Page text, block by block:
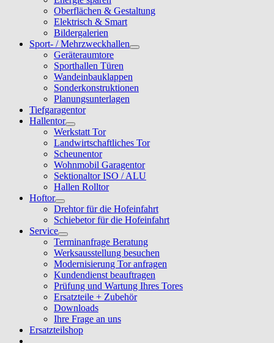
Oberflächen & Gestaltung
Elektrisch & Smart
Bildergalerien
Sport- / Mehrzweckhallen
Geräteraumtore
Sporthallen Türen
Wandeinbauklappen
Sonderkonstruktionen
Planungsunterlagen
Tiefgaragentor
Hallentor
Werkstatt Tor
Landwirtschaftliches Tor
Scheunentor
Wohnmobil Garagentor
Sektionaltor ISO / ALU
Hallen Rolltor
Hoftor
Drehtor für die Hofeinfahrt
Schiebetor für die Hofeinfahrt
Service
Terminanfrage Beratung
Werksausstellung besuchen
Modernisierung Tor anfragen
Kundendienst beauftragen
Prüfung und Wartung Ihres Tores
Ersatzteile + Zubehör
Downloads
Ihre Frage an uns
Ersatzteilshop